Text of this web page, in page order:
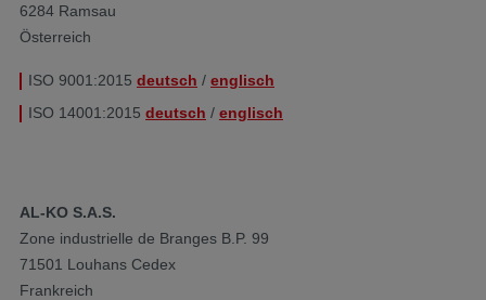
6284 Ramsau
Österreich
ISO 9001:2015 deutsch / englisch
ISO 14001:2015 deutsch / englisch
AL-KO S.A.S.
Zone industrielle de Branges B.P. 99
71501 Louhans Cedex
Frankreich